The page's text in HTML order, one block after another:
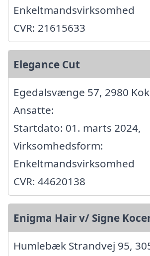
Enkeltmandsvirksomhed
CVR: 21615633
Elegance Cut
Egedalsvænge 57, 2980
Ansatte:
Startdato: 01. marts 2024,
Virksomhedsform:
Enkeltmandsvirksomhed
CVR: 44620138
Enigma Hair v/ Signe
Humlebæk Strandvej 95,